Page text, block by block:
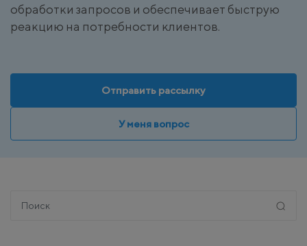
обработки запросов и обеспечивает быструю
реакцию на потребности клиентов.
Отправить рассылку
У меня вопрос